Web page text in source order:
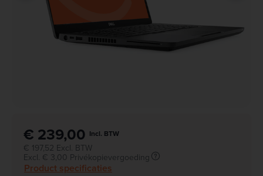
€ 239,00 Incl. BTW
€ 197,52 Excl. BTW
Excl. € 3,00 Privékopievergoeding
Product specificaties